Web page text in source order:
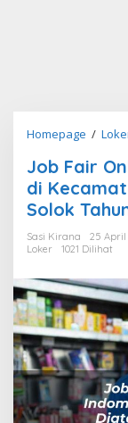
Homepage /
Job Fair
di
Solok
Sasi Kirana
25 April
Loker
1021 Dilihat